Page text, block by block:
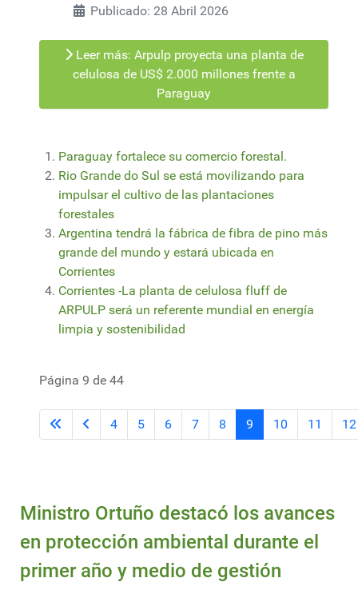
Publicado: 28 Abril 2026
Leer más: Arpulp proyecta una planta de
celulosa de US$ 2.000 millones frente a
Paraguay
Paraguay fortalece su comercio forestal.
Rio Grande do Sul se está movilizando para
impulsar el cultivo de las plantaciones
forestales
Argentina tendrá la fábrica de fibra de pino más
grande del mundo y estará ubicada en
Corrientes
Corrientes -La planta de celulosa fluff de
ARPULP será un referente mundial en energía
limpia y sostenibilidad
Página 9 de 44
4 5 6 7 8 9 10 11 12
Ministro Ortuño destacó los avances
en protección ambiental durante el
primer año y medio de gestión